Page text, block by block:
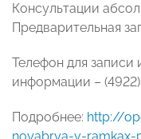
Консультации
Предварительная
Телефон для записи
информации –
Подробнее: http://